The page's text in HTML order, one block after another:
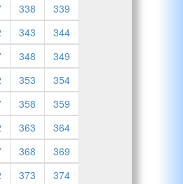
338
339
343
344
348
349
353
354
358
359
363
364
368
369
373 374